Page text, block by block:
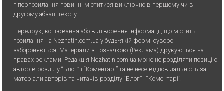
гіперпосилання повинні міститися виключно в першому чи в
другому абзаці тексту.
Передрук, копiювання або вiдтворення iнформацiї, що мiстить
посилання на Nezhatin.com.ua у будь-якiй формi суворо
забороняється. Матеріали з позначкою (Реклама) друкуються на
правах реклами. Редакція Nezhatin.com.ua може не розділяти позицію
авторів розділу “Блог” і “Коментарі” та не несе відповідальність за
матеріали авторів та читачів розділу “Блог” і “Коментарі”.